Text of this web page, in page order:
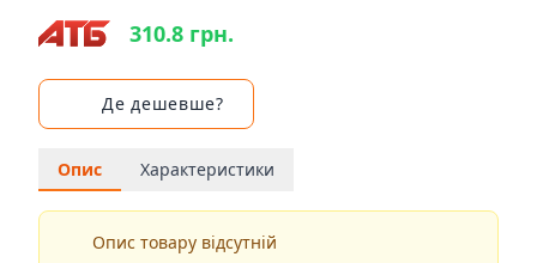
310.8 грн.
Де дешевше?
Опис Характеристики
Опис товару відсутній